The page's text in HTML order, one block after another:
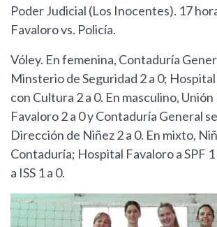
Poder Judicial (Los Inocentes). 17
Favaloro vs. Policía.
Vóley. En femenina, Contaduría
Minsterio de Seguridad 2 a 0;
con Cultura 2 a 0. En masculino,
Favaloro 2 a 0 y Contaduría General
Dirección de Niñez 2 a 0. En mixto,
Contaduría; Hospital Favaloro a SPF 1
a ISS 1 a 0.